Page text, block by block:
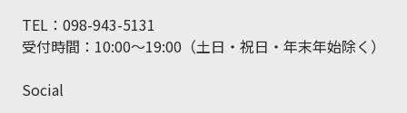
TEL：098-943-5131
受付時間：10:00～19:00（土日・祝日・年末年始除く）
Social